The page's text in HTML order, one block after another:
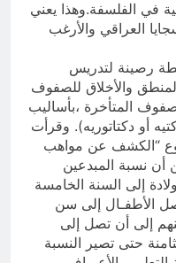
في الفلسفة.وهذا يعني
العراقي والأرغب
رصينة لتدريس
والأخلاق للصفوف
المتأخرة ،بأساليب
أو دكتاتوريه). وقرأت
“الكشف عن مواهب
أن نسبة المبدعين
إلى السنة الخامسة
وعندما يصل الأطفـال إلى سن
إلى أن تصل إلى
حتى تصير النسبة